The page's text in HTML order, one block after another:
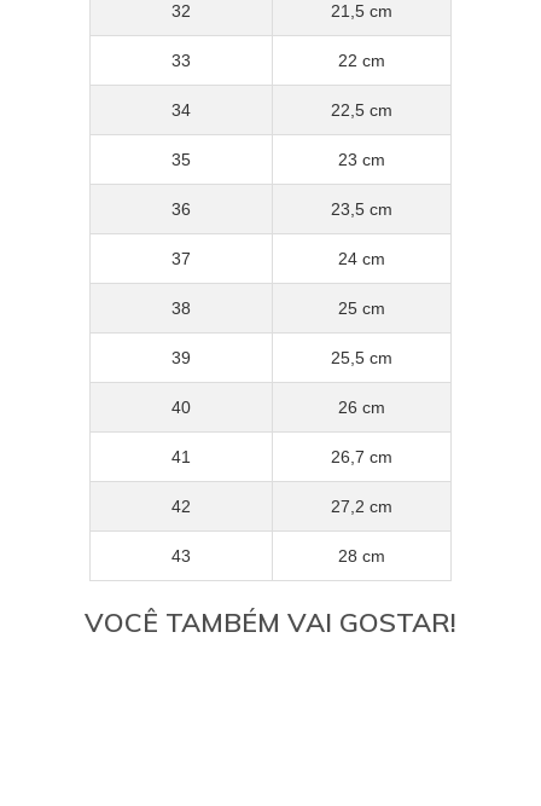
32 21,5 cm
33 22 cm
34 22,5 cm
35 23 cm
36 23,5 cm
37 24 cm
38 25 cm
39 25,5 cm
40 26 cm
41 26,7 cm
42 27,2 cm
43 28 cm
VOCÊ TAMBÉM VAI GOSTAR!